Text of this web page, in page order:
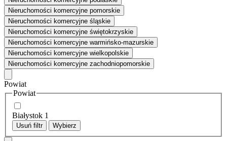
Nieruchomości komercyjne pomorskie
Nieruchomości komercyjne śląskie
Nieruchomości komercyjne świętokrzyskie
Nieruchomości komercyjne warmińsko-mazurskie
Nieruchomości komercyjne wielkopolskie
Nieruchomości komercyjne zachodniopomorskie
Powiat
Powiat
Białystok 1
Usuń filtr Wybierz